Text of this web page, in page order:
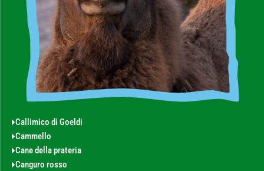
Callimico di Goeldi
Cammello
Cane della prateria
Canguro rosso